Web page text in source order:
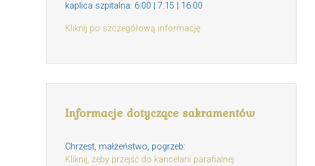
kaplica szpitalna: 6:00 | 7:15 | 16:00
Kliknij po szczegółową informację
Informacje dotyczące sakramentów
Chrzest, małżeństwo, pogrzeb:
Kliknij, żeby przejść do kancelarii parafialnej